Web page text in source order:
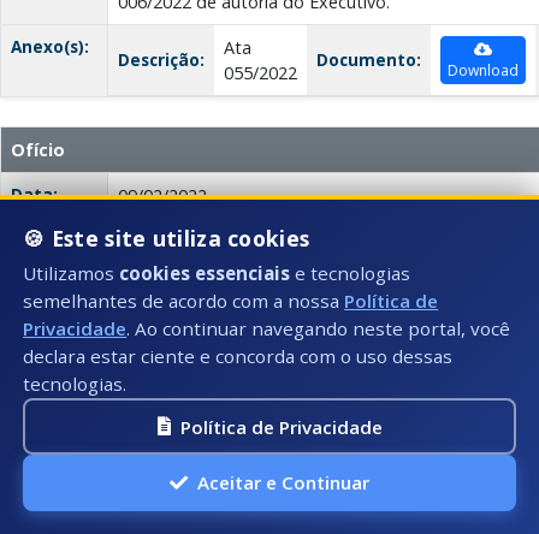
Anexo(s):
Descrição:
Ata
055/2022
Documento: Download
Ofício
Data:
09/02/2022
Número:
054/2022
Título:
Ofício 054/2022
Tipo:
Ofício
Autor:
Legislativo Municipal
Ofício encaminhando o Autógrafo de Lei Ordinária
por unanimidade e sem emendas o Projeto de Lei
Descrição:
Ata
054/2022
Documento: Download
🍪 Este site utiliza cookies
Utilizamos cookies essenciais e tecnologias
semelhantes de acordo com a nossa Política de
Privacidade. Ao continuar navegando neste portal, você
declara estar ciente e concorda com o uso dessas
tecnologias.
Política de Privacidade
Aceitar e Continuar